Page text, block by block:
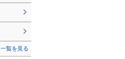
一覧を見る